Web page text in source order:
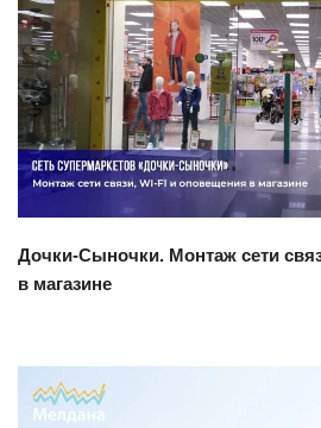
Смотреть проект
Дочки-Сыночки. Монтаж сети
в магазине